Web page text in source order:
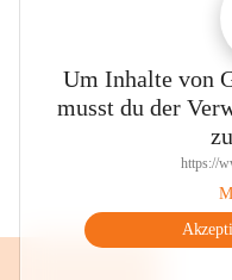
Um Inhalte von
musst du der
https://